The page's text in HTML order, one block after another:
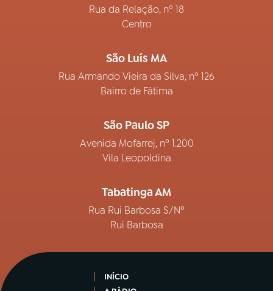
Rua da Relação, nº 18
Centro
São Luís MA
Rua Armando Vieira da Silva, nº 126
Bairro de Fátima
São Paulo SP
Avenida Mofarrej, nº 1.200
Vila Leopoldina
Tabatinga AM
Rua Rui Barbosa S/Nº
Rui Barbosa
INÍCIO